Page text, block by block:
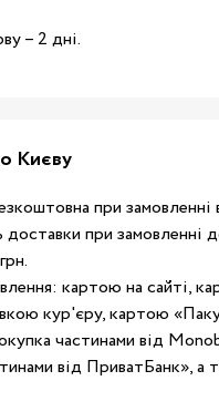
– 2 дні.
Києву
при замовленні
доставки при замовленні
картою на сайті,
кур'єру, картою
частинами від
від ПриватБанк», а